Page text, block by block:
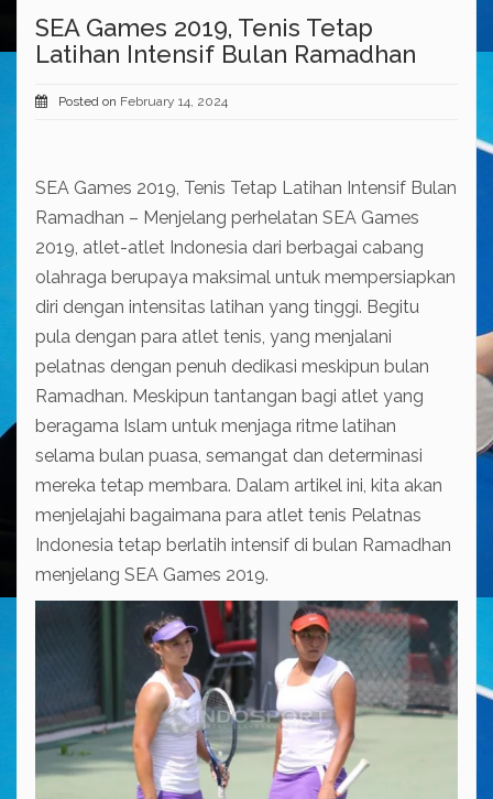
SEA Games 2019, Tenis Tetap
Latihan Intensif Bulan Ramadhan
Posted on February 14, 2024
SEA Games 2019, Tenis Tetap Latihan Intensif Bulan
Ramadhan – Menjelang perhelatan SEA Games
2019, atlet-atlet Indonesia dari berbagai cabang
olahraga berupaya maksimal untuk mempersiapkan
diri dengan intensitas latihan yang tinggi. Begitu
pula dengan para atlet tenis, yang menjalani
pelatnas dengan penuh dedikasi meskipun bulan
Ramadhan. Meskipun tantangan bagi atlet yang
beragama Islam untuk menjaga ritme latihan
selama bulan puasa, semangat dan determinasi
mereka tetap membara. Dalam artikel ini, kita akan
menjelajahi bagaimana para atlet tenis Pelatnas
Indonesia tetap berlatih intensif di bulan Ramadhan
menjelang SEA Games 2019.